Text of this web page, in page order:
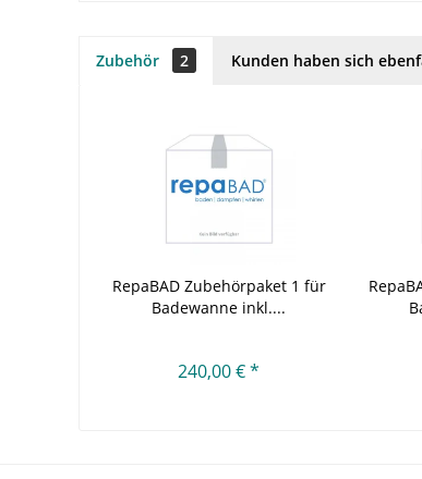
Zubehör 2 Kunden haben sich
RepaBAD Zubehörpaket 1 für
Badewanne inkl....
240,00 € *